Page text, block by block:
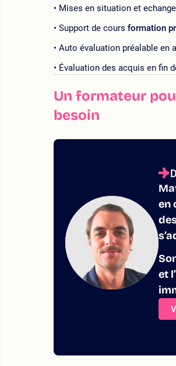
Mises en situation et
Support de cours formation
Auto évaluation préalable en
Évaluation des acquis en fin
Un formateur
besoin
en
et